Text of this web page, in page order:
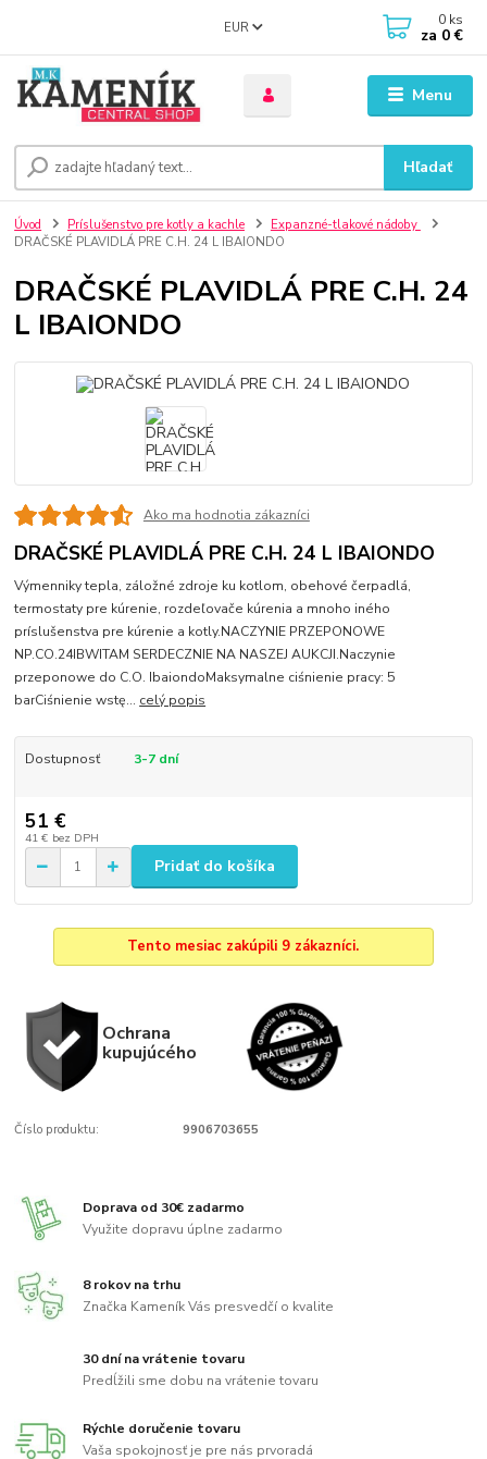
Menu
EUR
Hľadať
0 ks
za 0 €
Úvod Príslušenstvo pre kotly a kachle
Expanzné-tlakové nádoby
DRAČSKÉ PLAVIDLÁ PRE C.H. 24 L IBAIONDO
DRAČSKÉ PLAVIDLÁ PRE C.H. 24
L IBAIONDO
Ako ma hodnotia zákazníci
DRAČSKÉ PLAVIDLÁ PRE C.H. 24 L IBAIONDO
Výmenniky tepla, záložné zdroje ku kotlom, obehové čerpadlá,
termostaty pre kúrenie, rozdeľovače kúrenia a mnoho iného
príslušenstva pre kúrenie a kotly.NACZYNIE PRZEPONOWE
NP.CO.24IBWITAM SERDECZNIE NA NASZEJ AUKCJI.Naczynie
przeponowe do C.O. IbaiondoMaksymalne ciśnienie pracy: 5
barCiśnienie wstę... celý popis
Dostupnosť 3-7 dní
51 €
41 € bez DPH
Pridať do košíka
Tento mesiac zakúpili 9 zákazníci.
Ochrana
kupujúcého
Číslo produktu: 9906703655
Doprava od 30€ zadarmo
Využite dopravu úplne zadarmo
8 rokov na trhu
Značka Kameník Vás presvedčí o kvalite
30 dní na vrátenie tovaru
Predĺžili sme dobu na vrátenie tovaru
Rýchle doručenie tovaru
Vaša spokojnosť je pre nás prvoradá